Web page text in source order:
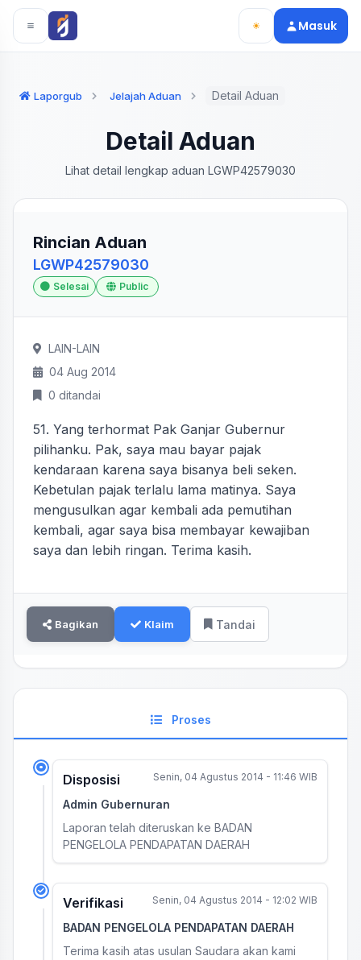
Langsung ke konten utama
Langsung ke navigasi
Masuk
Laporgub Jelajah Aduan Detail Aduan
Detail Aduan
Lihat detail lengkap aduan LGWP42579030
Rincian Aduan
LGWP42579030
Selesai Public
LAIN-LAIN
04 Aug 2014
0 ditandai
51. Yang terhormat Pak Ganjar Gubernur
pilihanku. Pak, saya mau bayar pajak
kendaraan karena saya bisanya beli seken.
Kebetulan pajak terlalu lama matinya. Saya
mengusulkan agar kembali ada pemutihan
kembali, agar saya bisa membayar kewajiban
saya dan lebih ringan. Terima kasih.
Bagikan Klaim Tandai
Proses
Disposisi Senin, 04 Agustus 2014 - 11:46 WIB
Admin Gubernuran
Laporan telah diteruskan ke BADAN
PENGELOLA PENDAPATAN DAERAH
Verifikasi Senin, 04 Agustus 2014 - 12:02 WIB
BADAN PENGELOLA PENDAPATAN DAERAH
Terima kasih atas usulan Saudara akan kami